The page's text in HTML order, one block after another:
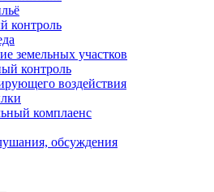
контроль
земельных участков
контроль
воздействия
комплаенс
обсуждения